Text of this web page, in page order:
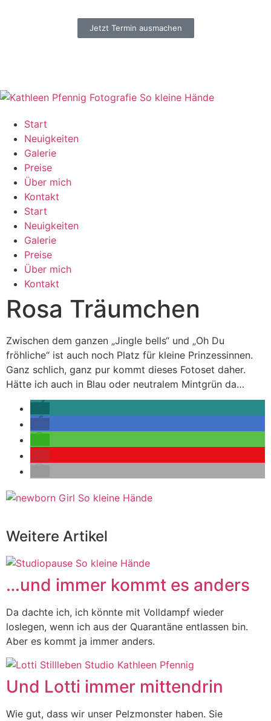
Jetzt Termin ausmachen
Start
Neuigkeiten
Galerie
Preise
Über mich
Kontakt
Start
Neuigkeiten
Galerie
Preise
Über mich
Kontakt
Rosa Träumchen
Zwischen dem ganzen „Jingle bells“ und „Oh Du
fröhliche“ ist auch noch Platz für kleine Prinzessinnen.
Ganz schlich, ganz pur kommt dieses Fotoset daher.
Hätte ich auch in Blau oder neutralem Mintgrün da…
Weitere Artikel
…und immer kommt es anders
Da dachte ich, ich könnte mit Volldampf wieder
loslegen, wenn ich aus der Quarantäne entlassen bin.
Aber es kommt ja immer anders.
Und Lotti immer mittendrin
Wie gut, dass wir unser Pelzmonster haben. Sie